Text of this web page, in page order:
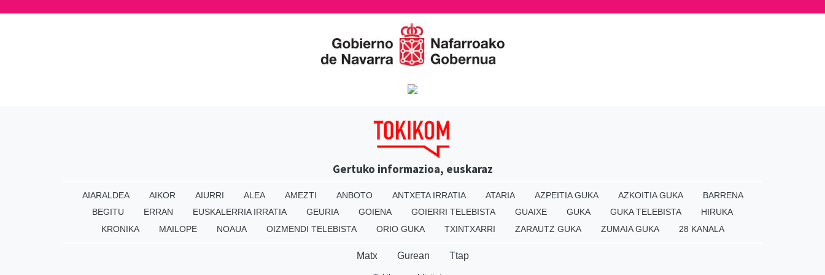
Gertuko informazioa, euskaraz
AIARALDEA AIKOR AIURRI ALEA AMEZTI ANBOTO ANTXETA IRRATIA ATARIA AZPEITIA GUKA AZKOITIA GUKA
BARRENA
BEGITU
ERRAN EUSKALERRIA IRRATIA GEURIA GOIENA GOIERRI TELEBISTA GUAIXE GUKA GUKA TELEBISTA
HIRUKA
KRONIKA
MAILOPE NOAUA OIZMENDI TELEBISTA ORIO GUKA TXINTXARRI ZARAUTZ GUKA ZUMAIA GUKA 28 KANALA
Matx Gurean Ttap